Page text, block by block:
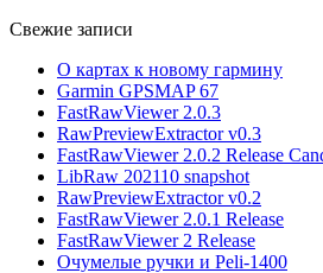
Свежие записи
О картах к новому гармину
Garmin GPSMAP 67
FastRawViewer 2.0.3
RawPreviewExtractor v0.3
FastRawViewer 2.0.2 Release
LibRaw 202110 snapshot
RawPreviewExtractor v0.2
FastRawViewer 2.0.1 Release
FastRawViewer 2 Release
Очумелые ручки и Peli-1400